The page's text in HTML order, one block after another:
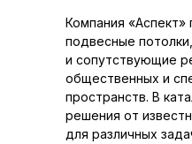
Компания «Аспект»
подвесные
и сопутствующие
общественных и
пространств. В
решения от
для различных